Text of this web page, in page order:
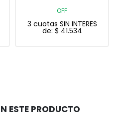
OFF
3 cuotas SIN INTERES
de:$ 12.685